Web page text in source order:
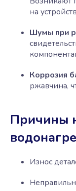
на
Шумы при
Коррозия
ржавчина,
Причины
Износ